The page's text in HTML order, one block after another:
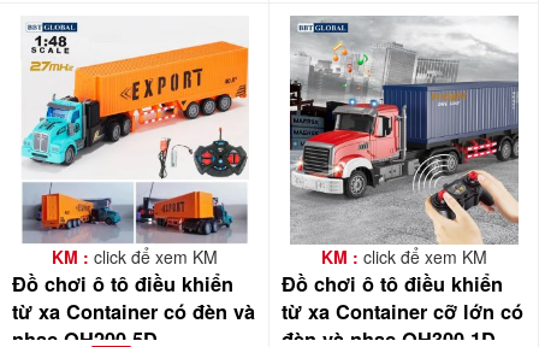
- Chất liệu nhựa nguyên sinh an toàn cho bé
- Tích hợp đèn và âm thanh vui nhộn
- Thùng hàng mô phỏng như thật, có 2 cánh cửa khóa lại
KM : click để xem KM
Đồ chơi ô tô điều khiển
từ xa Container có đèn và
nhạc QH200-5D
KM : click để xem KM
Đồ chơi ô tô điều khiển
từ xa Container cỡ lớn có
đèn và nhạc QH300-1D